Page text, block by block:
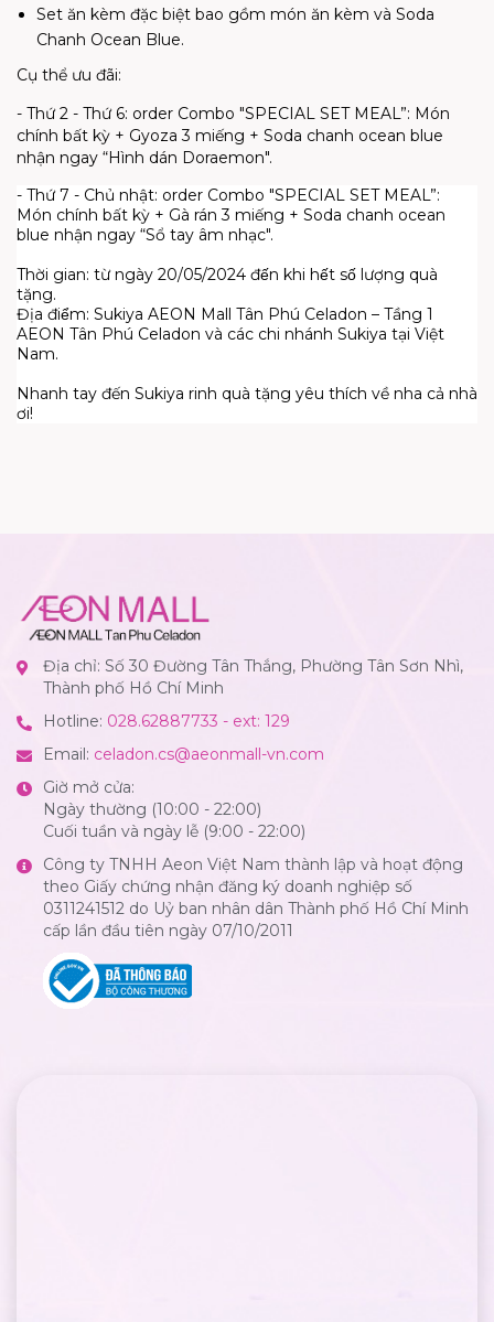
Set ăn kèm đặc biệt bao gồm món ăn kèm và Soda
Chanh Ocean Blue.
Cụ thể ưu đãi:
- Thứ 2 - Thứ 6: order Combo "SPECIAL SET MEAL”: Món
chính bất kỳ + Gyoza 3 miếng + Soda chanh ocean blue
nhận ngay “Hình dán Doraemon".
- Thứ 7 - Chủ nhật: order Combo "SPECIAL SET MEAL”:
Món chính bất kỳ + Gà rán 3 miếng + Soda chanh ocean
blue nhận ngay “Sổ tay âm nhạc".
Thời gian: từ ngày 20/05/2024 đến khi hết số lượng quà
tặng.
Địa điểm: Sukiya AEON Mall Tân Phú Celadon – Tầng 1
AEON Tân Phú Celadon và các chi nhánh Sukiya tại Việt
Nam.
Nhanh tay đến Sukiya rinh quà tặng yêu thích về nha cả nhà
ơi!
Địa chỉ: Số 30 Đường Tân Thắng, Phường Tân Sơn Nhì,
Thành phố Hồ Chí Minh
Hotline: 028.62887733 - ext: 129
Email: celadon.cs@aeonmall-vn.com
Giờ mở cửa:
Ngày thường (10:00 - 22:00)
Cuối tuần và ngày lễ (9:00 - 22:00)
Công ty TNHH Aeon Việt Nam thành lập và hoạt động
theo Giấy chứng nhận đăng ký doanh nghiệp số
0311241512 do Uỷ ban nhân dân Thành phố Hồ Chí Minh
cấp lần đầu tiên ngày 07/10/2011